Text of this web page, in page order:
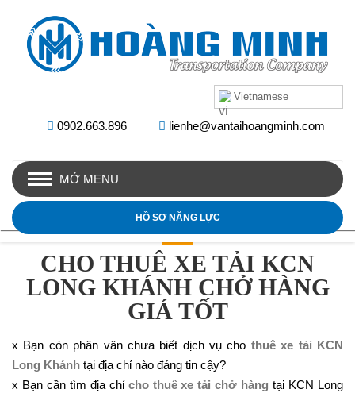
Vietnamese
0902.663.896 lienhe@vantaihoangminh.com
MỞ MENU
HỒ SƠ NĂNG LỰC
CHO THUÊ XE TẢI KCN
LONG KHÁNH CHỞ HÀNG
GIÁ TỐT
x Bạn còn phân vân chưa biết dịch vụ cho thuê xe tải KCN
Long Khánh tại địa chỉ nào đáng tin cậy?
x Bạn cần tìm địa chỉ cho thuê xe tải chở hàng tại KCN Long